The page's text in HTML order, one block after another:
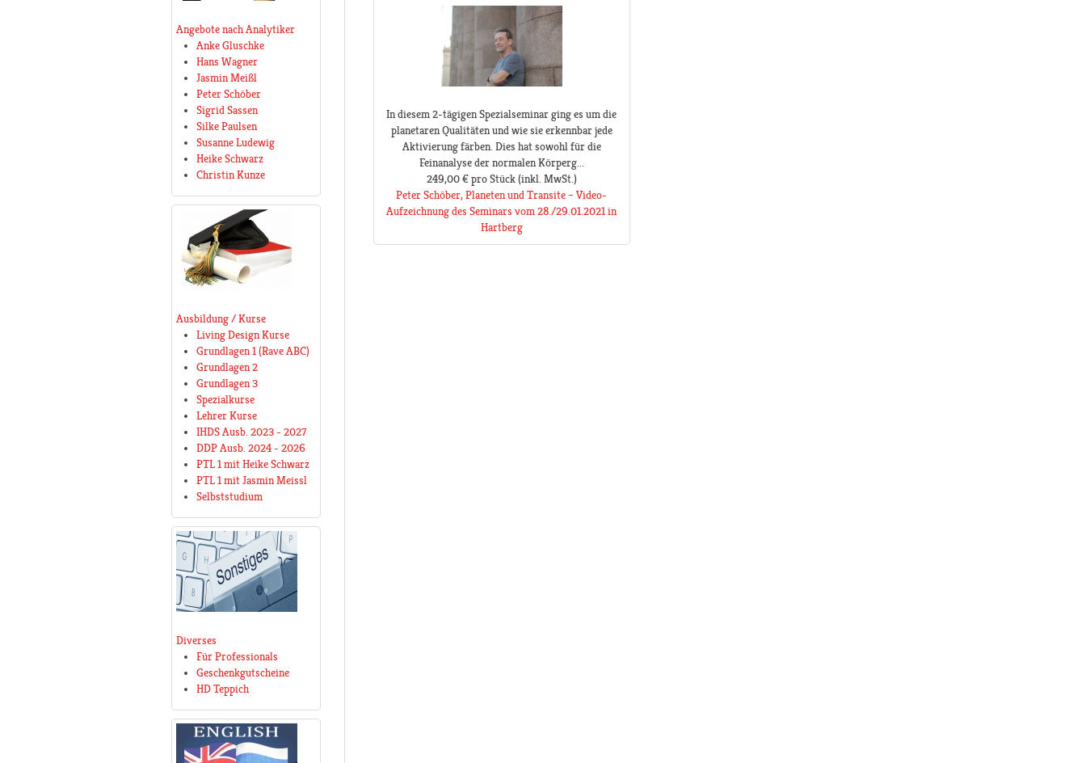
In diesem 2-tägigen Spezialseminar ging es um die
planetaren Qualitäten und wie sie erkennbar jede
Aktivierung färben. Dies hat sowohl für die
Feinanalyse der normalen Körperg...
249,00 €pro Stück(inkl. MwSt.)
Peter Schöber, Planeten und Transite – Video-
Aufzeichnung des Seminars vom 28./29.01.2021 in
Hartberg
Angebote nach Analytiker
Anke Gluschke
Hans Wagner
Jasmin Meißl
Peter Schöber
Sigrid Sassen
Silke Paulsen
Susanne Ludewig
Heike Schwarz
Christin Kunze
Ausbildung / Kurse
Living Design Kurse
Grundlagen 1 (Rave ABC)
Grundlagen 2
Grundlagen 3
Spezialkurse
Lehrer Kurse
IHDS Ausb. 2023 - 2027
DDP Ausb. 2024 - 2026
PTL 1 mit Heike Schwarz
PTL 1 mit Jasmin Meissl
Selbststudium
Diverses
Für Professionals
Geschenkgutscheine
HD Teppich